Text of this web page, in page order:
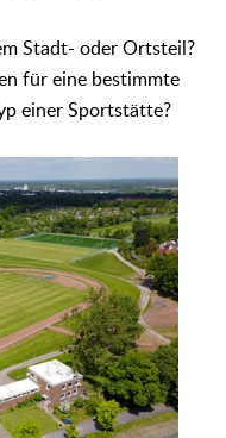
Stadt- oder Ortsteil?
für eine bestimmte
einer Sportstätte?